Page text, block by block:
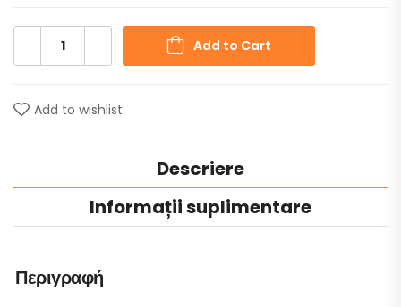
Add to Cart
Add to wishlist
Descriere
Informații suplimentare
Περιγραφή